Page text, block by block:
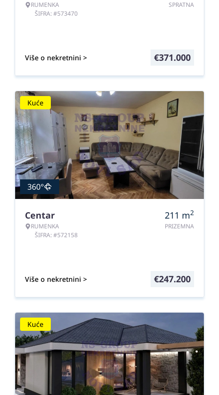
RUMENKA
ŠIFRA: #573470
SPRATNA
Više o nekretnini > €371.000
Kuće
360°
Centar
RUMENKA
ŠIFRA: #572158
211 m2
PRIZEMNA
Više o nekretnini > €247.200
Kuće